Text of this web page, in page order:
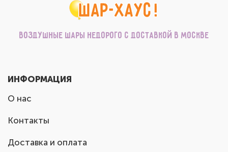
Воздушные шары недорого с доставкой в Москве
ИНФОРМАЦИЯ
О нас
Контакты
Доставка и оплата